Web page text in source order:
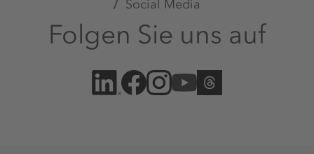
Social Media
Folgen Sie uns auf